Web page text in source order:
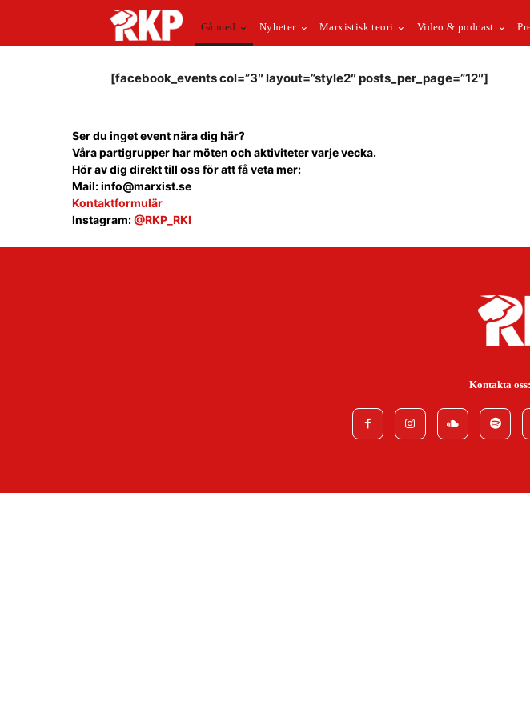
Gå med Nyheter Marxistisk teori Video & podcast
[facebook_events col=”3″ layout=”style2″ posts_per_page=”12″]
Ser du inget event nära dig här?
Våra partigrupper har möten och aktiviteter varje vecka.
Hör av dig direkt till oss för att få veta mer:
Mail: info@marxist.se
Kontaktformulär
Instagram:@RKP_RKI
Kontakta oss: